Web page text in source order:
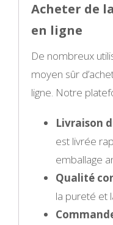
Acheter de
en ligne
De nombreux
moyen sûr
ligne. Notre
Livraison
est livrée
emballage
Qualité
la pureté et